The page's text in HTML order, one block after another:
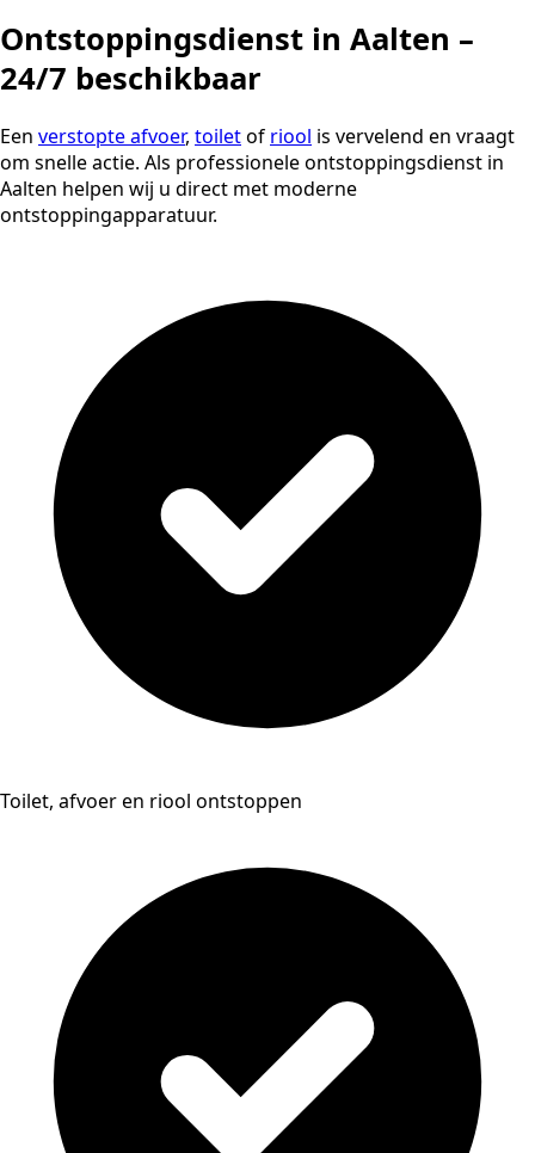
Ontstoppingsdienst in Aalten –
24/7 beschikbaar
Een verstopte afvoer, toiletof riool is vervelend en vraagt
om snelle actie. Als professionele ontstoppingsdienst in
Aalten helpen wij u direct met moderne
ontstoppingapparatuur.
Toilet, afvoer en riool ontstoppen